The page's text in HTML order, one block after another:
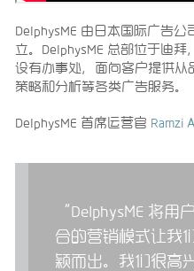
DelphysME 由日本国际广告公
立。DelphysME 总部位于迪
设有办事处，面向客户提供从
策略和分析等各类广告服务。
DelphysME 首席运营官 Ramzi
“DelphysME 将用
合的营销模式让我
颖而出。我们很高